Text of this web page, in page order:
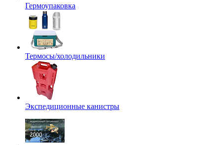
Гермоупаковка
Термосы/холодильники
Экспедиционные канистры